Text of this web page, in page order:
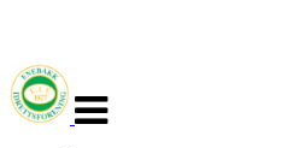
navigasjon